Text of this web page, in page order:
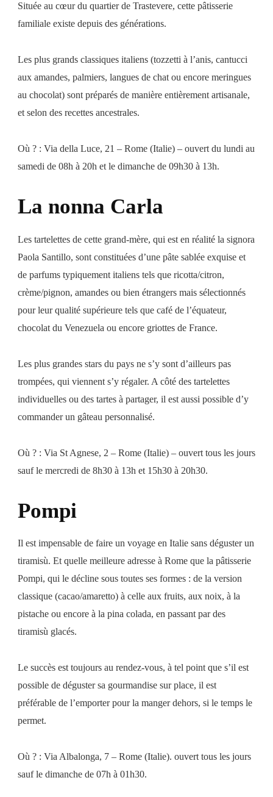
Située au cœur du quartier de Trastevere, cette pâtisserie
familiale existe depuis des générations.
Les plus grands classiques italiens (tozzetti à l’anis, cantucci
aux amandes, palmiers, langues de chat ou encore meringues
au chocolat) sont préparés de manière entièrement artisanale,
et selon des recettes ancestrales.
Où ? : Via della Luce, 21 – Rome (Italie) – ouvert du lundi au
samedi de 08h à 20h et le dimanche de 09h30 à 13h.
La nonna Carla
Les tartelettes de cette grand-mère, qui est en réalité la signora
Paola Santillo, sont constituées d’une pâte sablée exquise et
de parfums typiquement italiens tels que ricotta/citron,
crème/pignon, amandes ou bien étrangers mais sélectionnés
pour leur qualité supérieure tels que café de l’équateur,
chocolat du Venezuela ou encore griottes de France.
Les plus grandes stars du pays ne s’y sont d’ailleurs pas
trompées, qui viennent s’y régaler. A côté des tartelettes
individuelles ou des tartes à partager, il est aussi possible d’y
commander un gâteau personnalisé.
Où ? : Via St Agnese, 2 – Rome (Italie) – ouvert tous les jours
sauf le mercredi de 8h30 à 13h et 15h30 à 20h30.
Pompi
Il est impensable de faire un voyage en Italie sans déguster un
tiramisù. Et quelle meilleure adresse à Rome que la pâtisserie
Pompi, qui le décline sous toutes ses formes : de la version
classique (cacao/amaretto) à celle aux fruits, aux noix, à la
pistache ou encore à la pina colada, en passant par des
tiramisù glacés.
Le succès est toujours au rendez-vous, à tel point que s’il est
possible de déguster sa gourmandise sur place, il est
préférable de l’emporter pour la manger dehors, si le temps le
permet.
Où ? : Via Albalonga, 7 – Rome (Italie). ouvert tous les jours
sauf le dimanche de 07h à 01h30.